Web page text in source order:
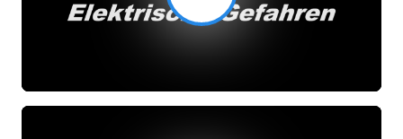
Video
abspielen